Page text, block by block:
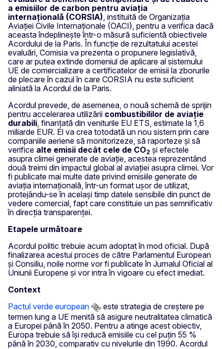
a emisiilor de carbon pentru aviația
internațională (CORSIA), instituită de Organizația
Aviației Civile Internaționale (OACI), pentru a verifica dacă
aceasta îndeplinește într-o măsură suficientă obiectivele
Acordului de la Paris. În funcție de rezultatului acestei
evaluări, Comisia va prezenta o propunere legislativă,
care ar putea extinde domeniul de aplicare al sistemului
UE de comercializare a certificatelor de emisii la zborurile
de plecare în cazul în care CORSIA nu este suficient
aliniată la Acordul de la Paris.
Acordul prevede, de asemenea, o nouă schemă de sprijin
pentru accelerarea utilizării combustibililor de aviație
durabili, finanțată din veniturile EU ETS, estimate la 1,6
miliarde EUR. El va crea totodată un nou sistem prin care
companiile aeriene să monitorizeze, să raporteze și să
verifice alte emisii decât cele de CO2 și efectele
asupra climei generate de aviație, acestea reprezentând
două treimi din impactul global al aviației asupra climei. Vor
fi publicate mai multe date privind emisiile generate de
aviația internațională, într-un format ușor de utilizat,
protejându-se în același timp datele sensibile din punct de
vedere comercial, fapt care constituie un pas semnificativ
în direcția transparenței.
Etapele următoare
Acordul politic trebuie acum adoptat în mod oficial. După
finalizarea acestui proces de către Parlamentul European
și Consiliu, noile norme vor fi publicate în Jurnalul Oficial al
Uniunii Europene și vor intra în vigoare cu efect imediat.
Context
Pactul verde european
este strategia de creștere pe
termen lung a UE menită să asigure neutralitatea climatică
a Europei până în 2050. Pentru a atinge acest obiectiv,
Europa trebuie să își reducă emisiile cu cel puțin 55 %
până în 2030, comparativ cu nivelurile din 1990. Acordul